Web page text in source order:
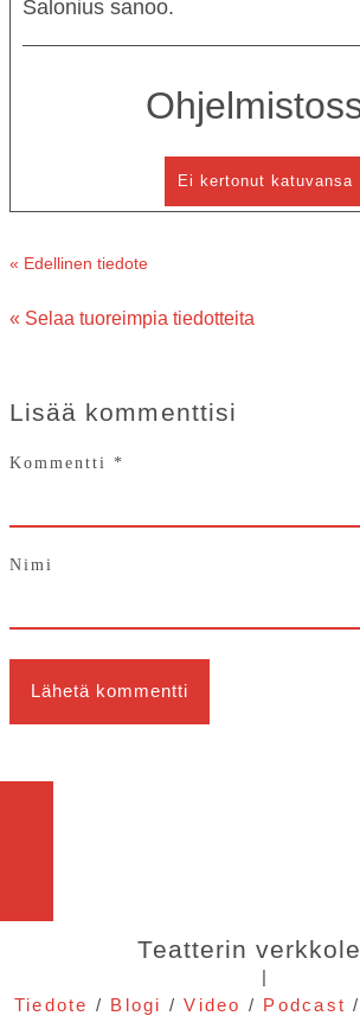
Salonius sanoo.
Ei kertonut katuvansa
« Edellinen tiedote
« Selaa tuoreimpia tiedotteita
Lisää kommenttisi
Kommentti *
Nimi
Teatterin
|
Tiedote / Blogi /Video / Podcast /